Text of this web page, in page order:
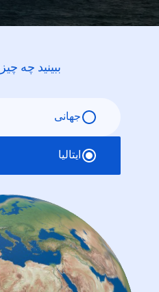
ببینید چه
جهانی
ایتالیا